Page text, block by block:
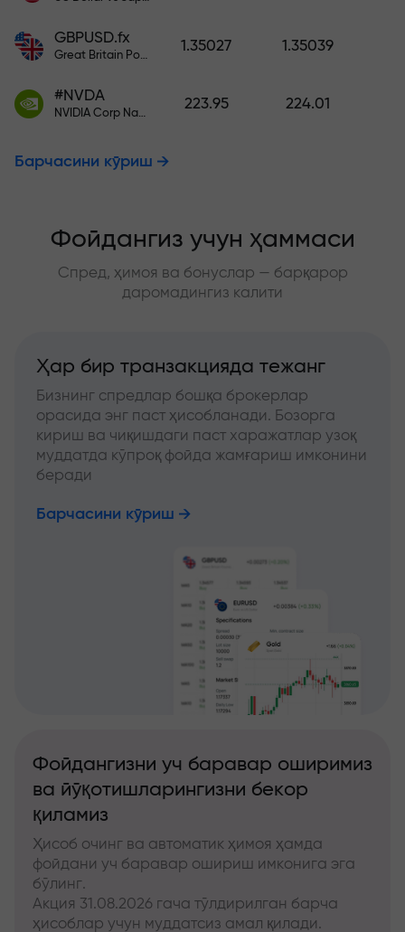
GBPUSD.fx
Great Britain Pound vs US Dollar
1.35027 1.35039
#NVDA
NVIDIA Corp Nasdaq Stock Exchange (Nasdaq) USD
223.95 224.01
Барчасини кўриш
Фойдангиз учун ҳаммаси
Спред, ҳимоя ва бонуслар — барқарор
даромадингиз калити
Ҳар бир транзакцияда тежанг
Бизнинг спредлар бошқа брокерлар
орасида энг паст ҳисобланади. Бозорга
кириш ва чиқишдаги паст харажатлар узоқ
муддатда кўпроқ фойда жамғариш имконини
беради
Барчасини кўриш
Фойдангизни уч баравар оширимиз
ва йўқотишларингизни бекор
қиламиз
Ҳисоб очинг ва автоматик ҳимоя ҳамда
фойдани уч баравар ошириш имконига эга
бўлинг.
Акция 31.08.2026 гача тўлдирилган барча
ҳисоблар учун муддатсиз амал қилади.